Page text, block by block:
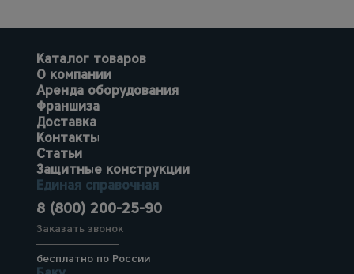
Каталог товаров
О компании
Аренда оборудования
Франшиза
Доставка
Контакты
Статьи
Защитные конструкции
Единая справочная
8 (800) 200-25-90
Заказать звонок
бесплатно по России